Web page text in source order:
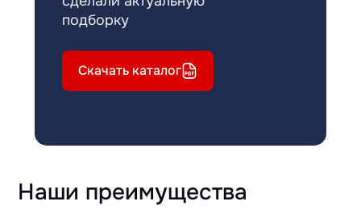
подборку
Скачать каталог
Наши преимущества